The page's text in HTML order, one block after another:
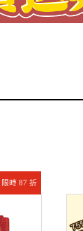
限時 87 折